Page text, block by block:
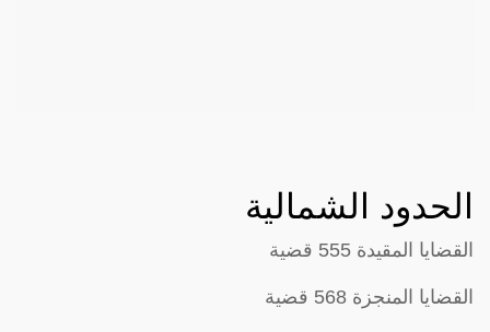
الحدود الشمالية
القضايا المقيدة 555 قضية
القضايا المنجزة 568 قضية